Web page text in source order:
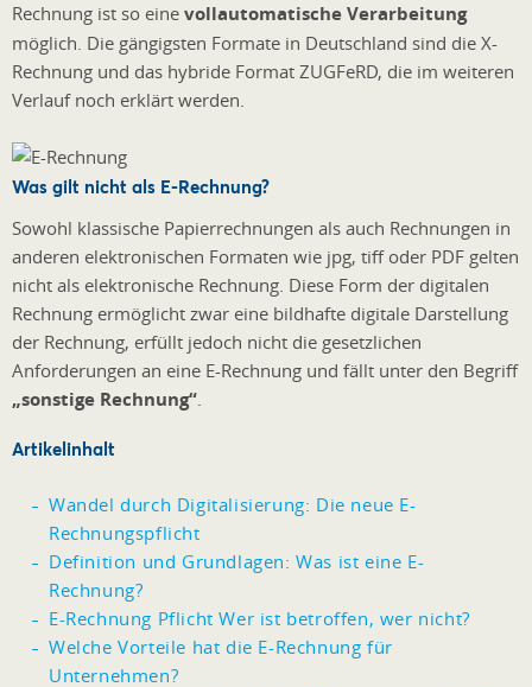
Rechnung ist so eine vollautomatische Verarbeitung
möglich. Die gängigsten Formate in Deutschland sind die X-
Rechnung und das hybride Format ZUGFeRD, die im weiteren
Verlauf noch erklärt werden.
Was gilt nicht als E-Rechnung?
Sowohl klassische Papierrechnungen als auch Rechnungen in
anderen elektronischen Formaten wie jpg, tiff oder PDF gelten
nicht als elektronische Rechnung. Diese Form der digitalen
Rechnung ermöglicht zwar eine bildhafte digitale Darstellung
der Rechnung, erfüllt jedoch nicht die gesetzlichen
Anforderungen an eine E-Rechnung und fällt unter den Begriff
„sonstige Rechnung“.
Artikelinhalt
Wandel durch Digitalisierung: Die neue E-
Rechnungspflicht
Definition und Grundlagen: Was ist eine E-
Rechnung?
E-Rechnung Pflicht Wer ist betroffen, wer nicht?
Welche Vorteile hat die E-Rechnung für
Unternehmen?